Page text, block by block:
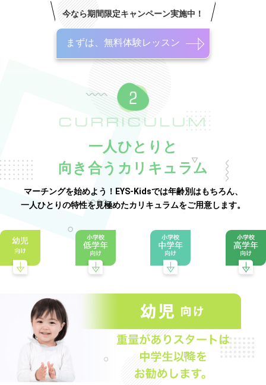
今なら期間限定キャンペーン実施中！
まずは、無料体験レッスン
CURRICULUM
一人ひとりと
向き合うカリキュラム
マーチングを始めよう！EYS-Kidsでは年齢別はもちろん、
一人ひとりの特性を見極めたカリキュラムをご用意します。